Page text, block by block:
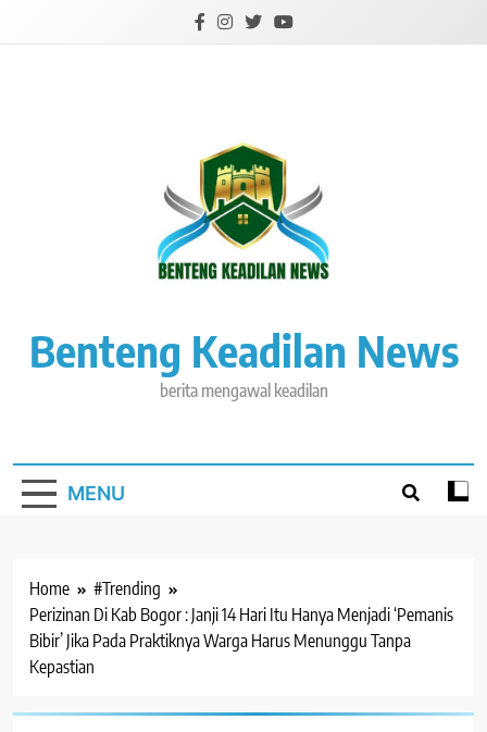
Benteng Keadilan News
berita mengawal keadilan
MENU
Home
#Trending
Perizinan Di Kab Bogor : Janji 14 Hari Itu Hanya Menjadi ‘Pemanis
Bibir’ Jika Pada Praktiknya Warga Harus Menunggu Tanpa
Kepastian